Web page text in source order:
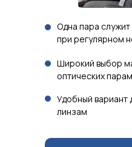
Широкий выбор
оптических
Одна пара
при регулярном
Удобный вариант
линзам